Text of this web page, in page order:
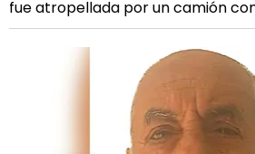
fue atropellada por un camión